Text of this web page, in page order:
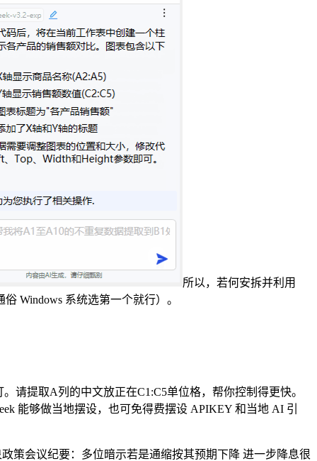
所以，若何安拆并利用
Windows 系统选第一个就行）。
提取A列的中文放正在C1:C5单位格，帮你控制得更快。
能够做当地摆设，也可免得费摆设 APIKEY 和当地 AI 引
会议纪要：多位暗示若是通缩按其预期下降 进一步降息很